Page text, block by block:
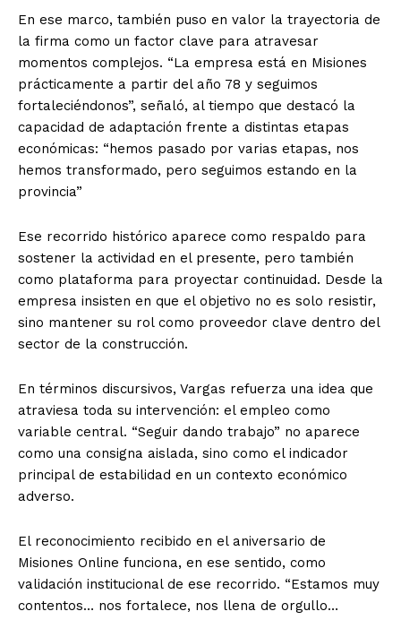
En ese marco, también puso en valor la trayectoria de
la firma como un factor clave para atravesar
momentos complejos. “La empresa está en Misiones
prácticamente a partir del año 78 y seguimos
fortaleciéndonos”, señaló, al tiempo que destacó la
capacidad de adaptación frente a distintas etapas
económicas: “hemos pasado por varias etapas, nos
hemos transformado, pero seguimos estando en la
provincia”
Ese recorrido histórico aparece como respaldo para
sostener la actividad en el presente, pero también
como plataforma para proyectar continuidad. Desde la
empresa insisten en que el objetivo no es solo resistir,
sino mantener su rol como proveedor clave dentro del
sector de la construcción.
En términos discursivos, Vargas refuerza una idea que
atraviesa toda su intervención: el empleo como
variable central. “Seguir dando trabajo” no aparece
como una consigna aislada, sino como el indicador
principal de estabilidad en un contexto económico
adverso.
El reconocimiento recibido en el aniversario de
Misiones Online funciona, en ese sentido, como
validación institucional de ese recorrido. “Estamos muy
contentos… nos fortalece, nos llena de orgullo…